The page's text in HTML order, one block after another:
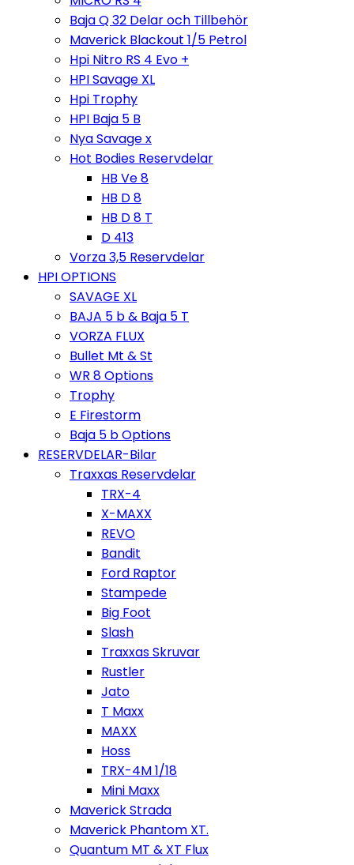
Baja Q 32 Delar och Tillbehör
Maverick Blackout 1/5 Petrol
Hpi Nitro RS 4 Evo +
HPI Savage XL
Hpi Trophy
HPI Baja 5 B
Nya Savage x
Hot Bodies Reservdelar
HB Ve 8
HB D 8
HB D 8 T
D 413
Vorza 3,5 Reservdelar
HPI OPTIONS
SAVAGE XL
BAJA 5 b & Baja 5 T
VORZA FLUX
Bullet Mt & St
WR 8 Options
Trophy
E Firestorm
Baja 5 b Options
RESERVDELAR-Bilar
Traxxas Reservdelar
TRX-4
X-MAXX
REVO
Bandit
Ford Raptor
Stampede
Big Foot
Slash
Traxxas Skruvar
Rustler
Jato
T Maxx
MAXX
Hoss
TRX-4M 1/18
Mini Maxx
Maverick Strada
Maverick Phantom XT.
Quantum MT & XT Flux